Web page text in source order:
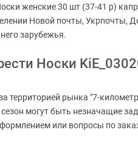
женские 30 шт (37-41 р)
Новой почты, Укрпочты,
зарубежья.
Носки
территорией рынка "7-
могут быть незначащие
или вопросы по